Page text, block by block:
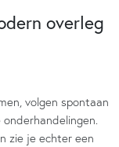
overleg
volgen spontaan
zie je echter een